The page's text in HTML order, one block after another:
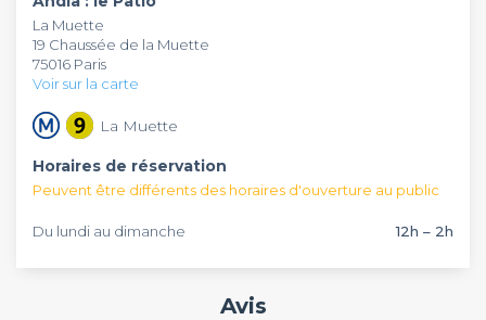
Acurio.
repas. Elle vous ouvre ses portes de 12h à 2h du matin tous les
jours. Ne manquez pas ces offres privilégiées en effectuant
votre réservation dès maintenant sur Privateaser.
La Muette
19 Chaussée de la Muette
75016 Paris
Voir sur la carte
La Muette
Horaires de réservation
Peuvent être différents des horaires d'ouverture au public
Du lundi au dimanche 12h – 2h
Avis